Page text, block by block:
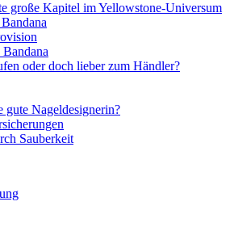
große Kapitel im Yellowstone-Universum
oder doch lieber zum Händler?
gute Nageldesignerin?
Sauberkeit